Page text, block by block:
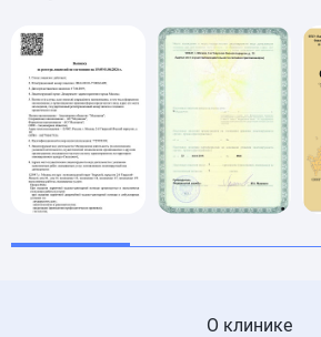
О клинике